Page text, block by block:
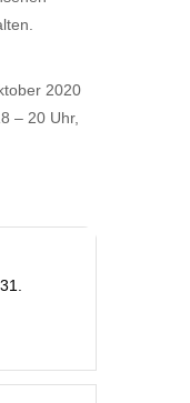
2020
– 20 Uhr,